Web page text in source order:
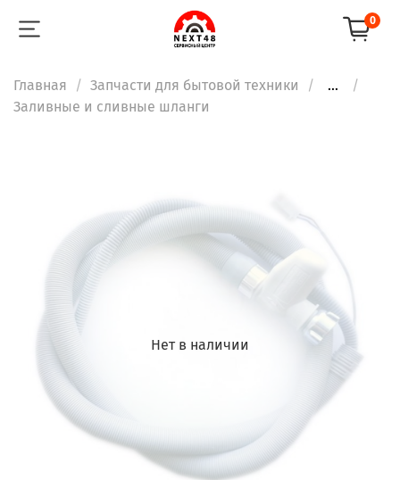
0
Главная Запчасти для бытовой техники
...
Заливные и сливные шланги
Нет в наличии